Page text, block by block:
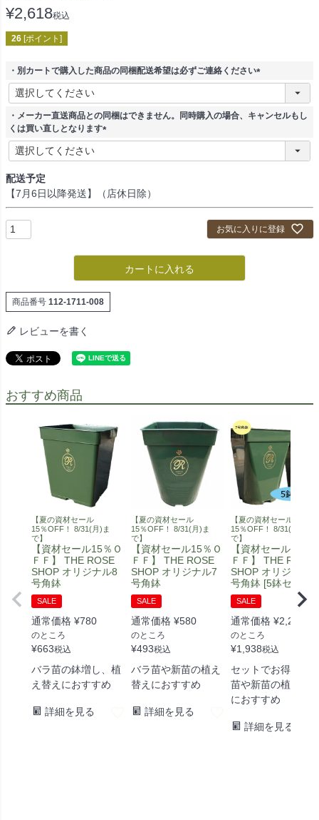
¥2,618税込
26 [ポイント]
・別カートで購入した商品の同梱配送希望は必ずご連絡ください
(
須
・メーカー直送商品との同梱はできません。同時購入の場合、キャンセルもし
くは買い直しとなります
(
配送予定
【7月6日以降発送】（店休日除）
お気に入りに登録
カートに入れる
商品番号 112-1711-008
レビューを書く
おすすめ商品
【夏の資材セール
15％OFF！ 8/31(月)ま
で】
【資材セール15％Ｏ
ＦＦ】 THE ROSE
SHOP オリジナル8
号角鉢
SALE
通常価格 ¥780
のところ
¥663税込
バラ苗の鉢増し、植
え替えにおすすめ
詳細を見る
【夏の資材セール
15％OFF！ 8/31(月)ま
で】
【資材セール15％Ｏ
ＦＦ】 THE ROSE
SHOP オリジナル7
号角鉢
SALE
通常価格 ¥580
のところ
¥493税込
バラ苗や新苗の植え
替えにおすすめ
詳細を見る
【夏の資材セール
15％OFF！ 8/31(月)ま
で】
【資材セール15％
ＦＦ】 THE ROSE
SHOP オリジナル7
号角鉢 [5鉢セット]
SALE
通常価格 ¥2,280
のところ
¥1,938税込
セットでお得！バ
苗や新苗の植え替
におすすめ
詳細を見る